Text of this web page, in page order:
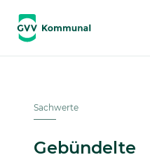
Sachwerte
Gebündelte